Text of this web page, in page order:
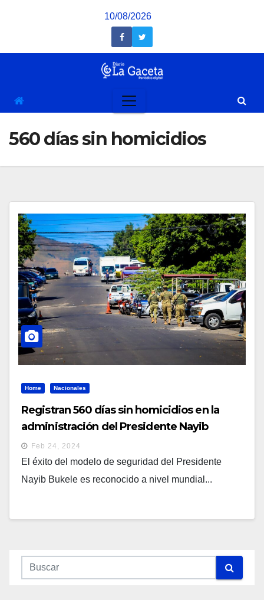
10/08/2026
560 días sin homicidios
Home Nacionales
Registran 560 días sin homicidios en la
administración del Presidente Nayib
Bukele
Feb 24, 2024
El éxito del modelo de seguridad del Presidente
Nayib Bukele es reconocido a nivel mundial...